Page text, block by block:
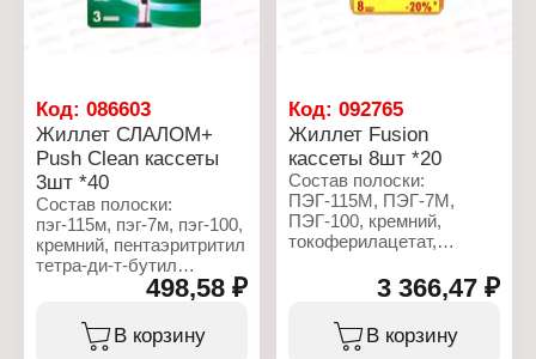
увлажняющей полоской
Количество лезвий: 3
Код: 086603
Жиллет СЛАЛОМ+
Push Clean кассеты
3шт *40
Состав полоски:
пэг-115м, пэг-7м, пэг-100,
кремний, пентаэритритил
тетра-ди-т-бутил
гидроксигидроксициннамат,
сок листьев алоэ вера,
токоферилацетат,
трис(ди-т-бутил)фосфит,
498,58 ₽
В корзину
Код:092765
Жиллет Fusion
кассеты 8шт *20
Состав полоски:
ПЭГ-115М, ПЭГ-7М,
ПЭГ-100, кремний,
токоферилацетат,
трис(ди-трет-
бутил)фосфит, сок
3 366,47 ₽
В корзину